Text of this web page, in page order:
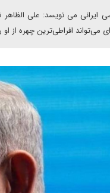
ایرانی می نویسد: علی
افراطی‌ترین چهره از